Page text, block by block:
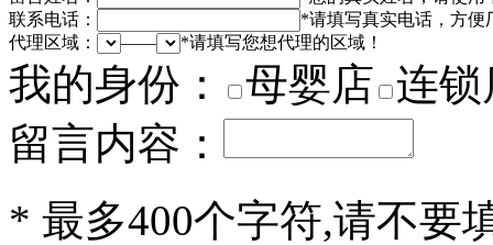
联系电话：
*请填写真实电话，方便
代理区域：
—— *请填写您想代理的区域！
我的身份： 母婴店 连锁
留言内容：
* 最多400个字符,请不要